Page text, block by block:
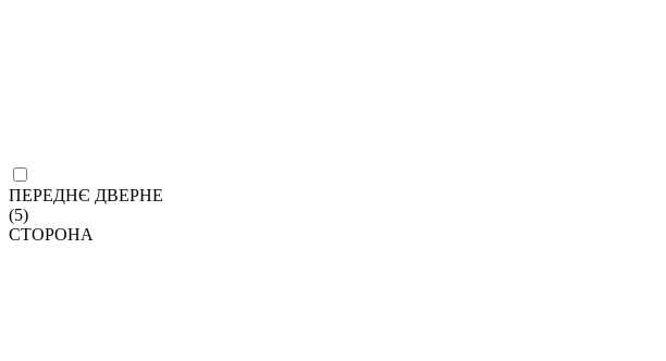
ПЕРЕДНЄ ДВЕРНЕ
(5)
СТОРОНА